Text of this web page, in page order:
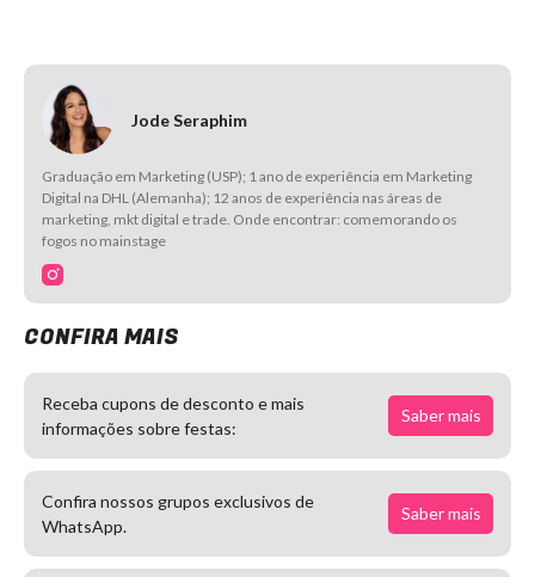
Jode Seraphim
Graduação em Marketing (USP); 1 ano de experiência em Marketing
Digital na DHL (Alemanha); 12 anos de experiência nas áreas de
marketing, mkt digital e trade. Onde encontrar: comemorando os
fogos no mainstage
CONFIRA MAIS
Receba cupons de desconto e mais
informações sobre festas:
Saber mais
Confira nossos grupos exclusivos de
WhatsApp.
Saber mais